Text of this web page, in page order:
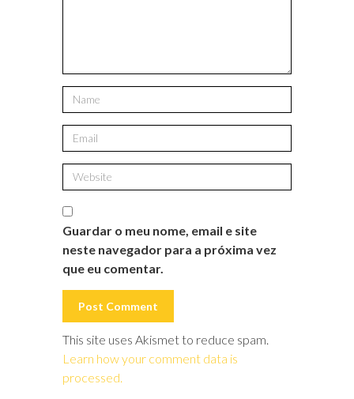
Guardar o meu nome, email e site
neste navegador para a próxima vez
que eu comentar.
This site uses Akismet to reduce spam.
Learn how your comment data is
processed.